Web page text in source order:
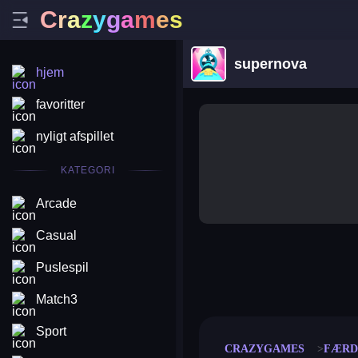
Crazygames
hjem
favoritter
nyligt afspillet
KATEGORI
Arcade
Casual
Puslespil
Match3
Sport
supernova
CRAZYGAMES